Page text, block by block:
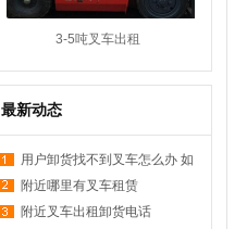
3-5吨叉车出租
最新动态
用户卸货找不到叉车怎么办 如
何在附近找叉车
附近哪里有叉车租赁
附近叉车出租卸货电话